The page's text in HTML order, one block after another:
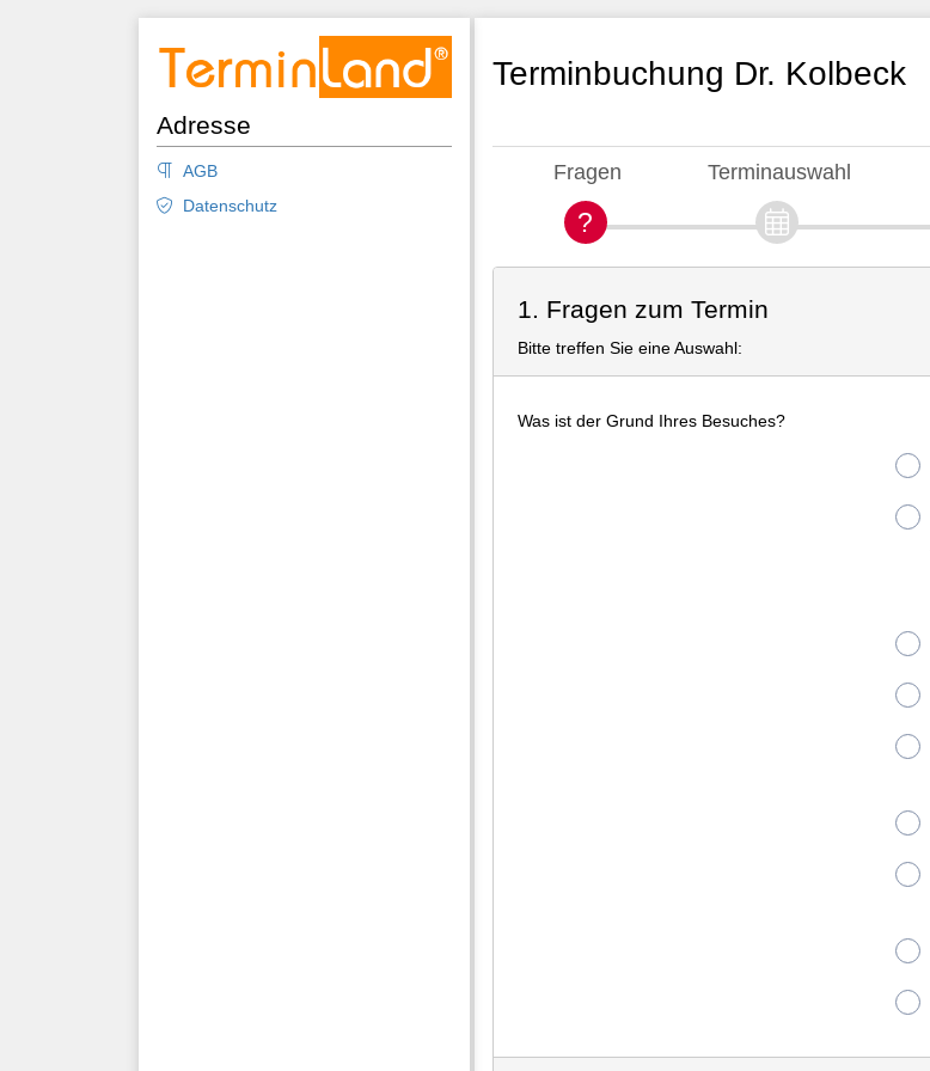
Terminbuchung Dr. Kolbeck
Fragen Terminauswahl
1. Fragen zum Termin
Bitte treffen Sie eine Auswahl:
Was ist der Grund Ihres Besuches?
Adresse
AGB
Datenschutz